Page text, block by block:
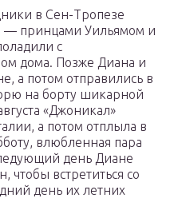
в Сен-Тропезе
— принцами Уильямом и
с
дома. Позже Диана и
а потом отправились в
на борту шикарной
«Джоникал»
а потом отплыла в
влюбленная пара
день Диане
чтобы встретиться со
день их летних